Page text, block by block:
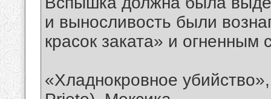
и выносливость были
красок заката» и огненным
«Хладнокровное